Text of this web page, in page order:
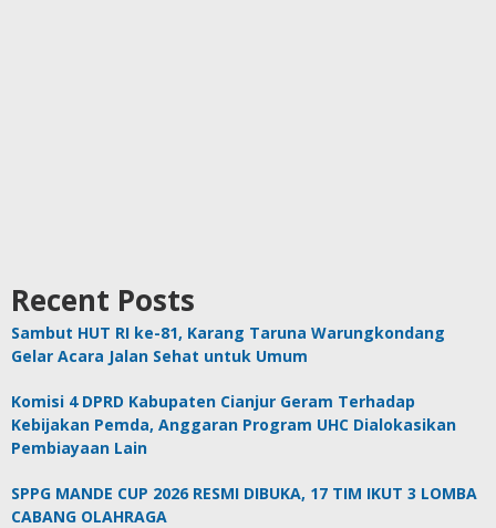
Recent Posts
Sambut HUT RI ke-81, Karang Taruna Warungkondang
Gelar Acara Jalan Sehat untuk Umum
Komisi 4 DPRD Kabupaten Cianjur Geram Terhadap
Kebijakan Pemda, Anggaran Program UHC Dialokasikan
Pembiayaan Lain
SPPG MANDE CUP 2026 RESMI DIBUKA, 17 TIM IKUT 3 LOMBA
CABANG OLAHRAGA